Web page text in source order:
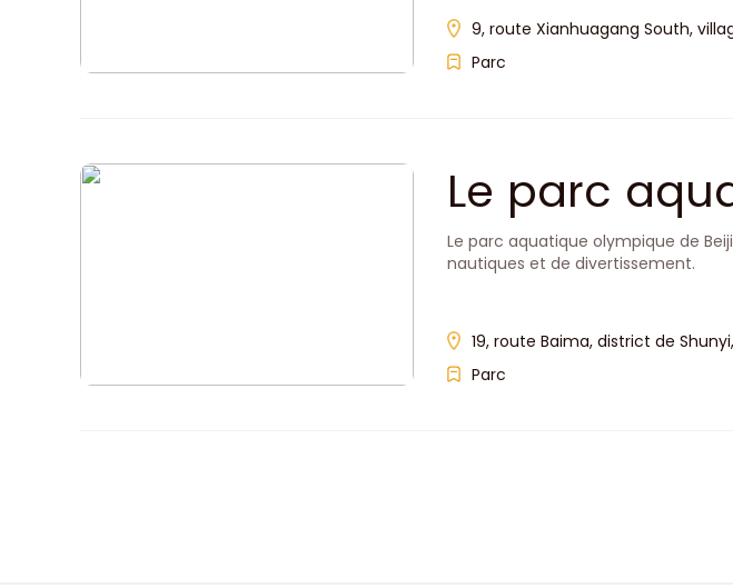
9, route Xianhuagang South,
Parc
Le parc
Le parc aquatique olympique de
nautiques et de divertissement.
19, route Baima, district de
Parc